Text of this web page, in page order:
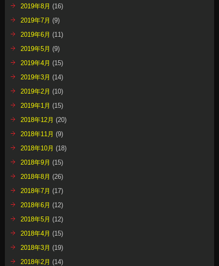
2019年8月 (16)
2019年7月 (9)
2019年6月 (11)
2019年5月 (9)
2019年4月 (15)
2019年3月 (14)
2019年2月 (10)
2019年1月 (15)
2018年12月 (20)
2018年11月 (9)
2018年10月 (18)
2018年9月 (15)
2018年8月 (26)
2018年7月 (17)
2018年6月 (12)
2018年5月 (12)
2018年4月 (15)
2018年3月 (19)
2018年2月 (14)